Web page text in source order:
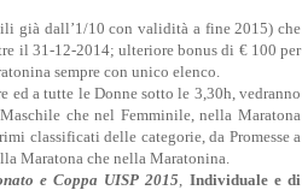
già dall’1/10 con validità a fine 2015) che
il 31-12-2014; ulteriore bonus di € 100 per
sempre con unico elenco.
a tutte le Donne sotto le 3,30h, vedranno
che nel Femminile, nella Maratona
classificati delle categorie, da Promesse a
Maratona che nella Maratonina.
e Coppa UISP 2015, Individuale e di